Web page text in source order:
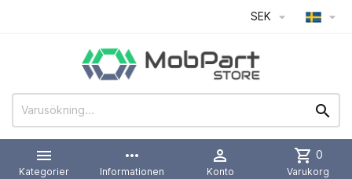
SEK  


Kategorier
more_horiz
Informationen

Konto
shopping_cart 0
Varukorg